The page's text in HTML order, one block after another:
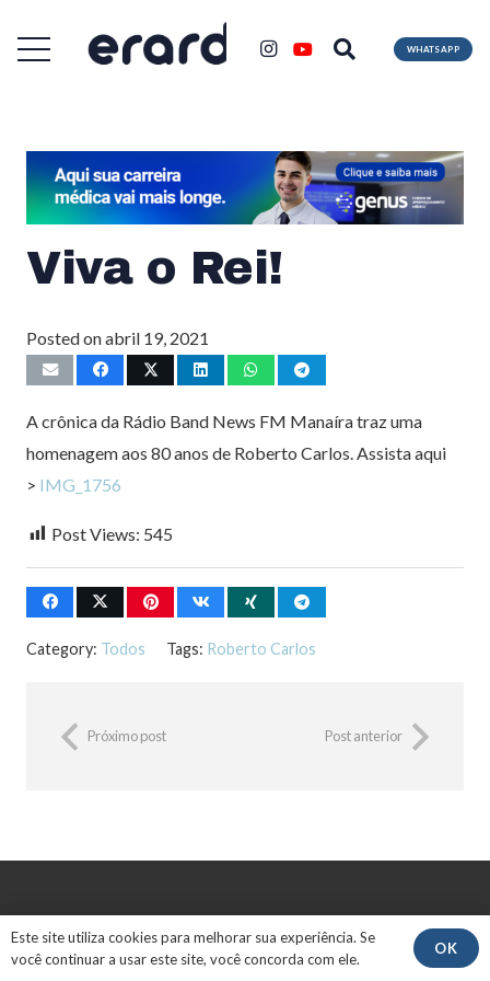
WHATSAPP
Viva o Rei!
Posted onabril 19, 2021
A crônica da Rádio Band News FM Manaíra traz uma
homenagem aos 80 anos de Roberto Carlos. Assista aqui
> IMG_1756
Post Views: 545
Category: Todos Tags: Roberto Carlos
Próximo post Post anterior
Este site utiliza cookies para melhorar sua experiência. Se
você continuar a usar este site, você concorda com ele.
OK